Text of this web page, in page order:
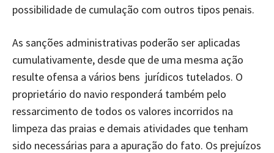
possibilidade de cumulação com outros tipos penais.
As sanções administrativas poderão ser aplicadas
cumulativamente, desde que de uma mesma ação
resulte ofensa a vários bens jurídicos tutelados. O
proprietário do navio responderá também pelo
ressarcimento de todos os valores incorridos na
limpeza das praias e demais atividades que tenham
sido necessárias para a apuração do fato. Os prejuízos